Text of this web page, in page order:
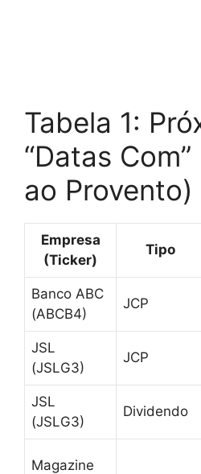
Tabela 1:
“Datas
ao Provento)
Empresa
(Ticker)
Tipo
Banco ABC
(ABCB4)
JCP
JSL
(JSLG3)
JCP
JSL
(JSLG3)
Dividendo
Magazine